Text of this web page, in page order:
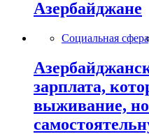
Азербайджане
Социальная
зарплата,
выживание,